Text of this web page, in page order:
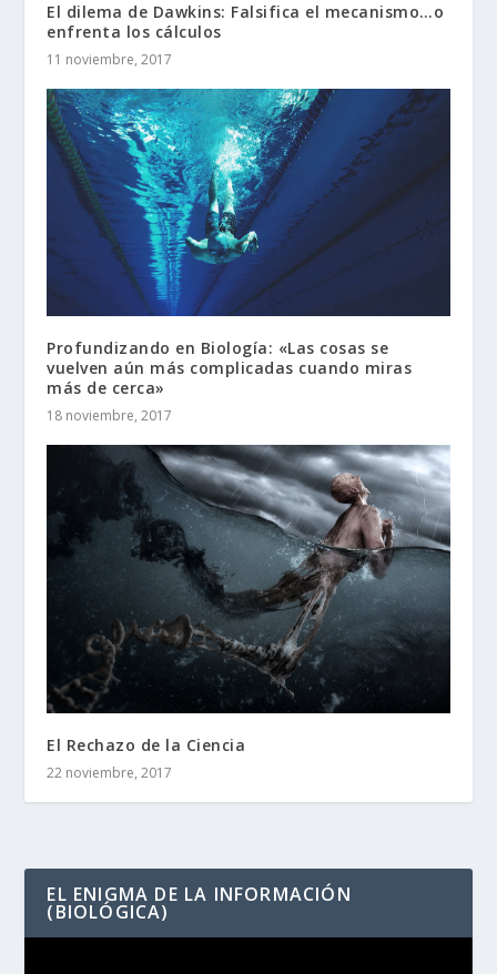
El dilema de Dawkins: Falsifica el mecanismo…o
enfrenta los cálculos
11 noviembre, 2017
Profundizando en Biología: «Las cosas se
vuelven aún más complicadas cuando miras
más de cerca»
18 noviembre, 2017
El Rechazo de la Ciencia
22 noviembre, 2017
EL ENIGMA DE LA INFORMACIÓN
(BIOLÓGICA)